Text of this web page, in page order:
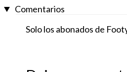
Comentarios
Solo los abonados de